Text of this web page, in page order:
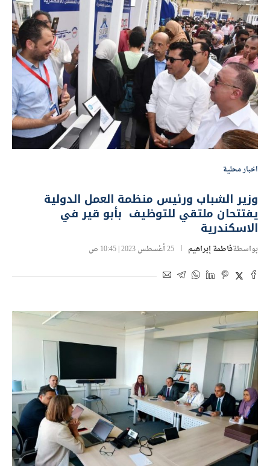
اخبار محلية
وزير الشباب ورئيس منظمة العمل الدولية
يفتتحان ملتقي للتوظيف بأبو قير في
الاسكندرية
بواسطةفاطمة إبراهيم 25 أغسطس 2023 | 10:45 ص